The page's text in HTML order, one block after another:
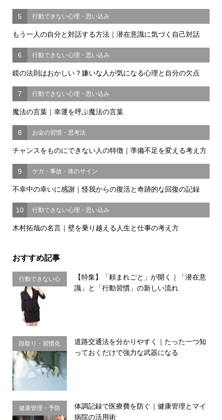
5 行動できない心理・思い込み
もう一人の自分と対話する方法｜潜在意識に気づく自己対話
6 行動できない心理・思い込み
鏡の法則はおかしい？嫌いな人が気になる心理と自分の欠点
7 行動できない心理・思い込み
魔法の言葉｜幸運を呼ぶ魔法の言葉
8 お金の習慣・思考法
チャンスをものにできない人の特徴｜準備不足を変える考え方
9 ケガ・事故・体のサイン
不幸中の幸いに感謝｜怪我からの復活と奇跡的な回復の記録
10 行動できない心理・思い込み
木村拓哉の名言｜壁を乗り越える人生と仕事の考え方
おすすめ記事
行動できない心
理・思い込み
【特集】「頼まれごと」が開く｜「潜在意
識」と「行動習慣」の新しい流れ
段取り・習慣化
道路交通法を分かりやすく｜たった一つ知
っておくだけで強力な武器になる
健康管理・予防
体調記録で医療費を防ぐ｜健康管理とマイ
病院の活用術